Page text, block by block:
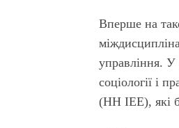
Вперше на
управління. У
соціології і
(НН ІЕЕ), які